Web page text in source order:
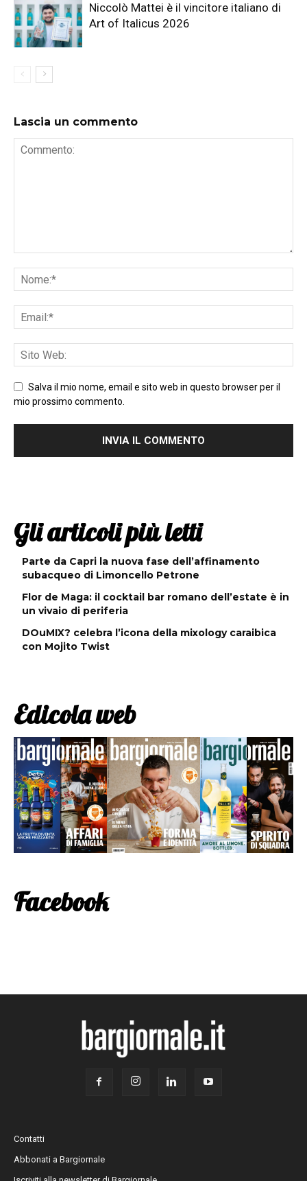
Niccolò Mattei è il vincitore italiano di
Art of Italicus 2026
Lascia un commento
Salva il mio nome, email e sito web in questo browser per il
mio prossimo commento.
Gli articoli più letti
Parte da Capri la nuova fase dell’affinamento
subacqueo di Limoncello Petrone
Flor de Maga: il cocktail bar romano dell’estate è in
un vivaio di periferia
DOuMIX? celebra l’icona della mixology caraibica
con Mojito Twist
Edicola web
Facebook
Contatti
Abbonati a Bargiornale